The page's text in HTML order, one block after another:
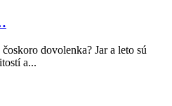
dovolenka? Jar a leto sú
a...